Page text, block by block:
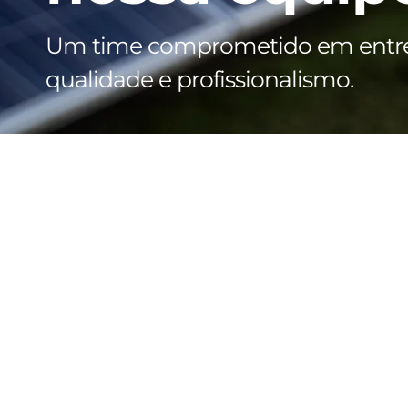
Um time comprometido em
qualidade e profissionalismo.